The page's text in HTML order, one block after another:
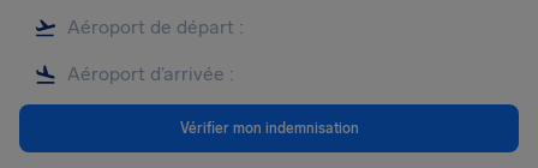
Vérifier mon indemnisation